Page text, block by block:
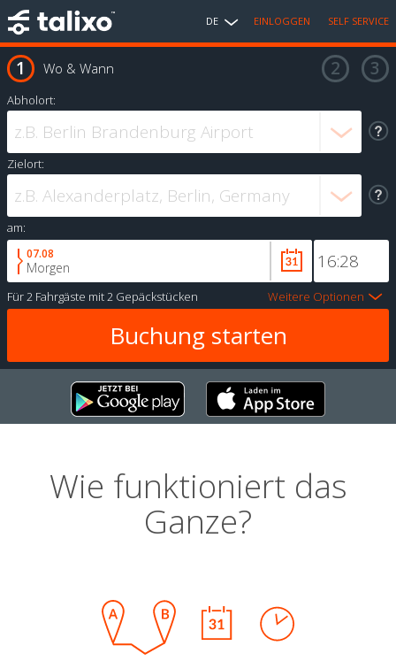
DE EINLOGGEN SELF SERVICE
Wo & Wann
Abholort:
Zielort:
am:
07.08
Morgen
Für2 Fahrgäste mit2 Gepäckstücken Weitere Optionen
Wie funktioniert das
Ganze?